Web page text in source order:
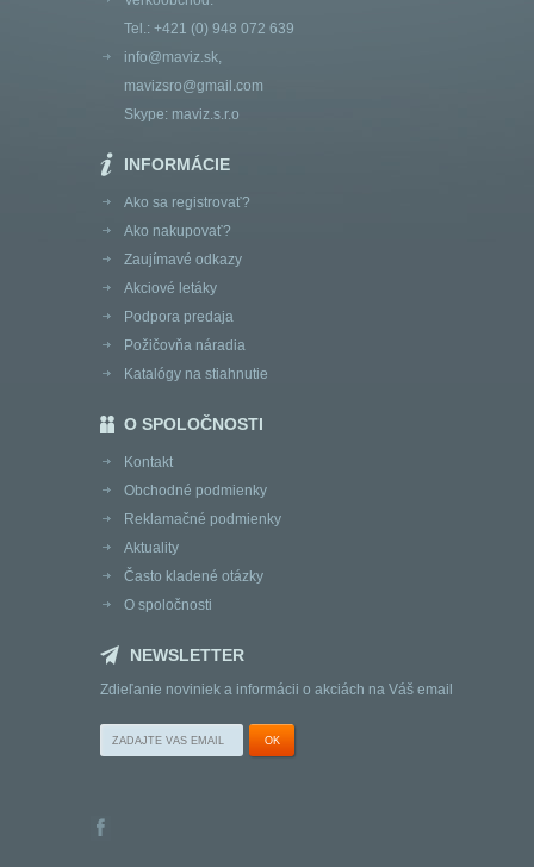
Tel.: +421 (0) 948 072 639
info@maviz.sk,
mavizsro@gmail.com
Skype: maviz.s.r.o
INFORMÁCIE
Ako sa registrovať?
Ako nakupovať?
Zaujímavé odkazy
Akciové letáky
Podpora predaja
Požičovňa náradia
Katalógy na stiahnutie
O SPOLOČNOSTI
Kontakt
Obchodné podmienky
Reklamačné podmienky
Aktuality
Často kladené otázky
O spoločnosti
NEWSLETTER
Zdieľanie noviniek a informácii o akciách na Váš email
OK